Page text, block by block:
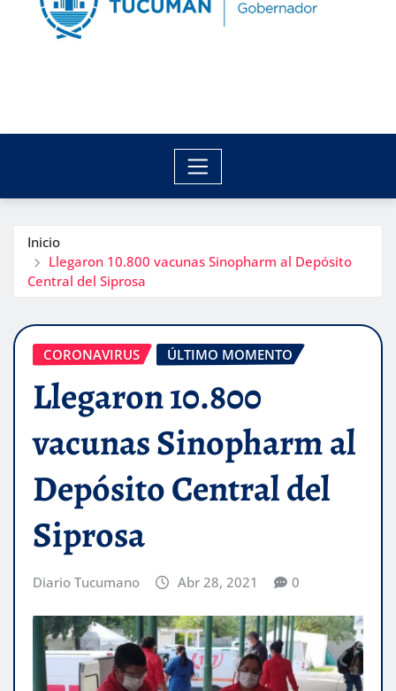
Inicio
Llegaron 10.800 vacunas Sinopharm al Depósito
Central del Siprosa
CORONAVIRUS ÚLTIMO MOMENTO
Llegaron 10.800
vacunas Sinopharm al
Depósito Central del
Siprosa
Diario Tucumano Abr 28, 2021 0